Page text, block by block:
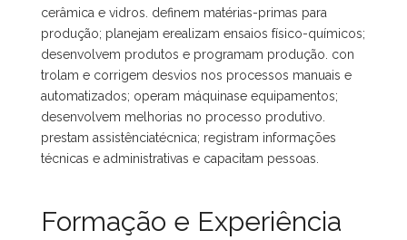
cerâmica e vidros. definem matérias-primas para
produção; planejam erealizam ensaios físico-químicos;
desenvolvem produtos e programam produção. con
trolam e corrigem desvios nos processos manuais e
automatizados; operam máquinase equipamentos;
desenvolvem melhorias no processo produtivo.
prestam assistênciatécnica; registram informações
técnicas e administrativas e capacitam pessoas.
Formação e Experiência